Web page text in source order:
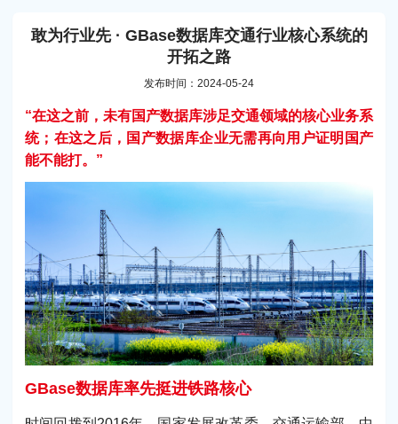
敢为行业先 · GBase数据库交通行业核心系统的
开拓之路
发布时间：2024-05-24
“在这之前，未有国产数据库涉足交通领域的核心业务系
统；在这之后，国产数据库企业无需再向用户证明国产
能不能打。”
GBase数据库率先挺进铁路核心